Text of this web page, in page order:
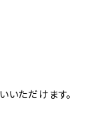
いただけます。